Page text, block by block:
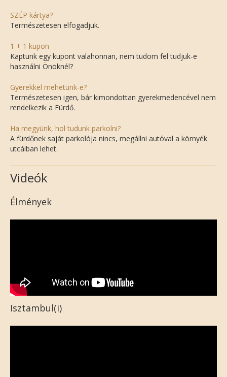
SZÉP kártya?
Természetesen elfogadjuk.
1 + 1 kupon
Kaptunk egy kupont valahonnan, nem tudom fel tudjuk-e
használni Önöknél?
Gyerekkel mehetünk-e?
Természetesen igen, bár kimondottan gyerekmedencével nem
rendelkezik a Fürdő.
Ha megyünk, hol tudunk parkolni?
A fürdőnek saját parkolója nincs, megállni autóval a környék
utcáiban lehet.
Videók
Élmények
Isztambul(i)